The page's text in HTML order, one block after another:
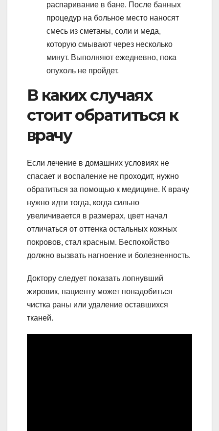
распаривание в бане. После банных
процедур на больное место наносят
смесь из сметаны, соли и меда,
которую смывают через несколько
минут. Выполняют ежедневно, пока
опухоль не пройдет.
В каких случаях
стоит обратиться к
врачу
Если лечение в домашних условиях не
спасает и воспаление не проходит, нужно
обратиться за помощью к медицине. К врачу
нужно идти тогда, когда сильно
увеличивается в размерах, цвет начал
отличаться от оттенка остальных кожных
покровов, стал красным. Беспокойство
должно вызвать нагноение и болезненность.
Доктору следует показать лопнувший
жировик, пациенту может понадобиться
чистка раны или удаление оставшихся
тканей.